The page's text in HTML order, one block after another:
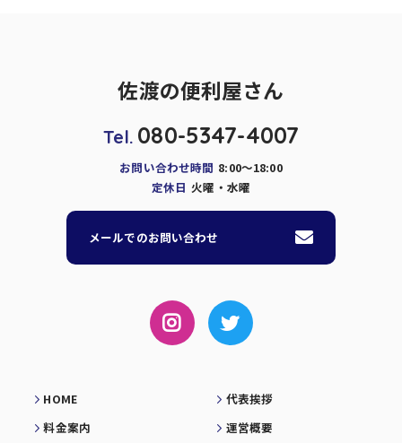
佐渡の便利屋さん
Tel. 080-5347-4007
お問い合わせ時間 8:00～18:00
定休日 火曜・水曜
メールでのお問い合わせ
HOME
料金案内
代表挨拶
運営概要